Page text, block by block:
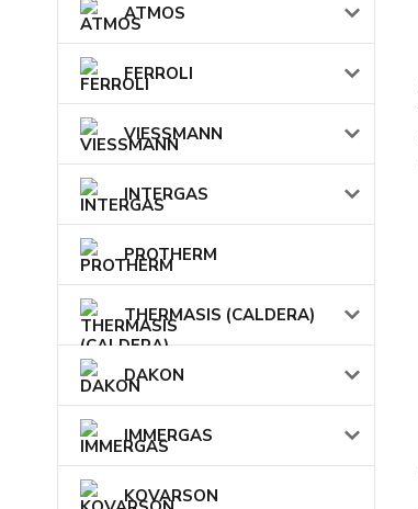
ATMOS
FERROLI
VIESSMANN
INTERGAS
PROTHERM
THERMASIS (CALDERA)
DAKON
IMMERGAS
KOVARSON